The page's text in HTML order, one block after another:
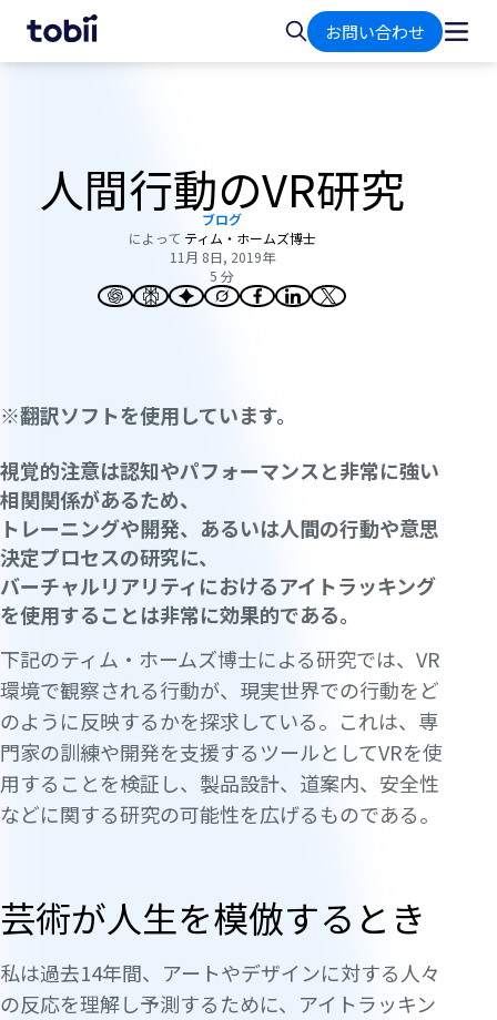
ー
検
索
お問い合わせ
人間行動のVR研究
ブログ
によって ティム・ホームズ博士
11月 8日, 2019年
5 分
※翻訳ソフトを使用しています。
視覚的注意は認知やパフォーマンスと非常に強い
相関関係があるため、
トレーニングや開発、あるいは人間の行動や意思
決定プロセスの研究に、
バーチャルリアリティにおけるアイトラッキング
を使用することは非常に効果的である。
下記のティム・ホームズ博士による研究では、VR
環境で観察される行動が、現実世界での行動をど
のように反映するかを探求している。これは、専
門家の訓練や開発を支援するツールとしてVRを使
用することを検証し、製品設計、道案内、安全性
などに関する研究の可能性を広げるものである。
芸術が人生を模倣するとき
私は過去14年間、アートやデザインに対する人々
の反応を理解し予測するために、アイトラッキン